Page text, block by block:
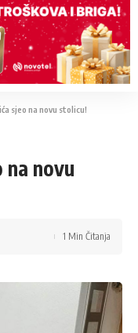
sjeo na novu stolicu!
na novu
1 Min Čitanja